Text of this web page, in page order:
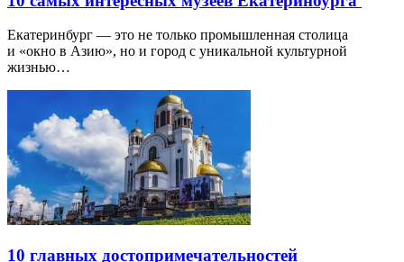
Екатеринбург — это не только промышленная столица
и «окно в Азию», но и город с уникальной культурной
жизнью…
10 главных достопримечательностей